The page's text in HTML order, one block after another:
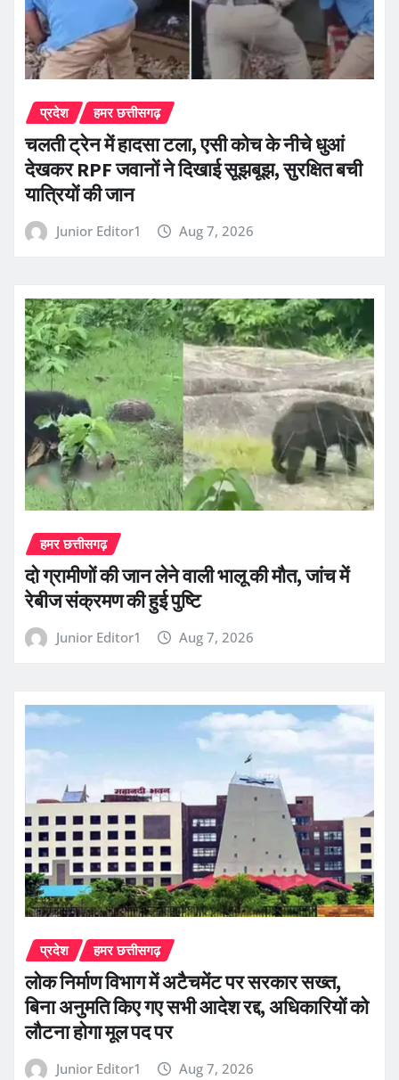
प्रदेश हमर छत्तीसगढ़
चलती ट्रेन में हादसा टला, एसी कोच के नीचे धुआं
देखकर RPF जवानों ने दिखाई सूझबूझ, सुरक्षित बची
यात्रियों की जान
Junior Editor1 Aug 7, 2026
हमर छत्तीसगढ़
दो ग्रामीणों की जान लेने वाली भालू की मौत, जांच में
रेबीज संक्रमण की हुई पुष्टि
Junior Editor1 Aug 7, 2026
प्रदेश हमर छत्तीसगढ़
लोक निर्माण विभाग में अटैचमेंट पर सरकार सख्त,
बिना अनुमति किए गए सभी आदेश रद्द, अधिकारियों को
लौटना होगा मूल पद पर
Junior Editor1 Aug 7, 2026